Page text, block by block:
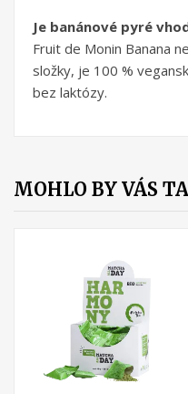
Je banánové pyré
Fruit de Monin Banana
složky, je 100 %
bez laktózy.
MOHLO BY VÁS